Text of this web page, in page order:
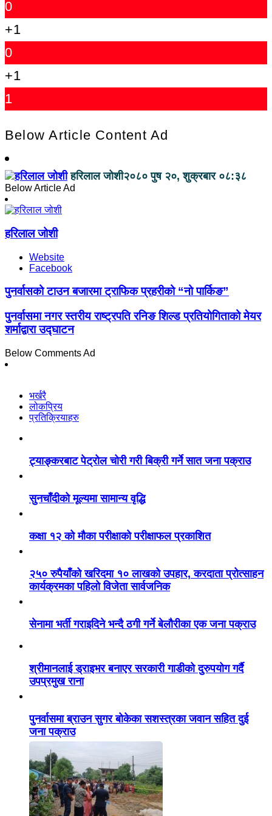
0
+1
0
+1
1
Below Article Content Ad
हरिलाल जोशी२०८० पुष २०, शुक्रबार ०८:३८
Below Article Ad
हरिलाल जोशी
Website
Facebook
पुनर्वासको टाउन बजारमा ट्राफिक प्रहरीको “नो पार्किङ”
पुनर्वासमा नगर स्तरीय राष्ट्रपति रनिङ शिल्ड प्रतियोगिताको मेयर
शर्माद्वारा उद्घाटन
Below Comments Ad
भर्खरै
लोकप्रिय
प्रतिक्रियाहरु
ट्याङ्करबाट पेट्रोल चोरी गरी बिक्री गर्ने सात जना पक्राउ
सुनचाँदीको मूल्यमा सामान्य वृद्धि
कक्षा १२ को मौका परीक्षाको परीक्षाफल प्रकाशित
२५० रुपैयाँको खरिदमा १० लाखको उपहार, करदाता प्रोत्साहन
कार्यक्रमका पहिलो विजेता सार्वजनिक
सेनामा भर्ती गराइदिने भन्दै ठगी गर्ने बेलौरीका एक जना पक्राउ
श्रीमानलाई ड्राइभर बनाएर सरकारी गाडीको दुरुपयोग गर्दै
उपप्रमुख राना
पुनर्वासमा ब्राउन सुगर बोकेका सशस्त्रका जवान सहित दुई
जना पक्राउ